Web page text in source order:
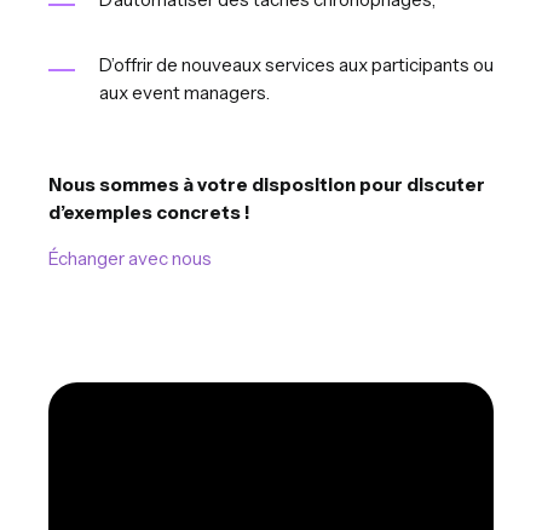
D’offrir de nouveaux services aux participants ou
aux event managers.
Nous sommes à votre disposition pour discuter
d’exemples concrets !
Échanger avec nous